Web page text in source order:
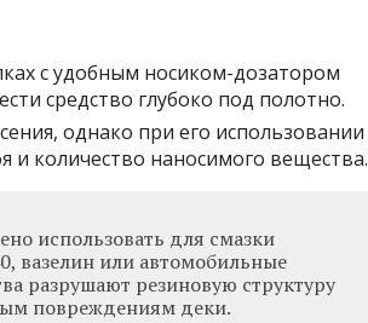
с удобным носиком-дозатором
средство глубоко под полотно.
однако при его использовании
и количество наносимого вещества.
использовать для смазки
вазелин или автомобильные
разрушают резиновую структуру
повреждениям деки.